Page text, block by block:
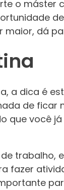
o máster
dá
a dica é
de
que você
trabalho,
fazer